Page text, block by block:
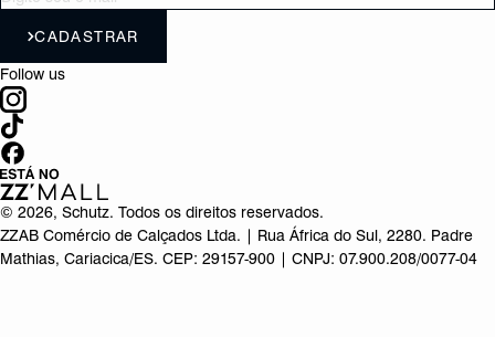
CADASTRAR
Follow us
© 2026, Schutz. Todos os direitos reservados.
ZZAB Comércio de Calçados Ltda. | Rua África do Sul, 2280. Padre
Mathias, Cariacica/ES. CEP: 29157-900 | CNPJ: 07.900.208/0077-04